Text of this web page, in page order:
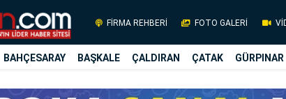
FİRMA REHBERİ FOTO GALERİ
BAHÇESARAY BAŞKALE ÇALDIRAN ÇATAK GÜRPINAR